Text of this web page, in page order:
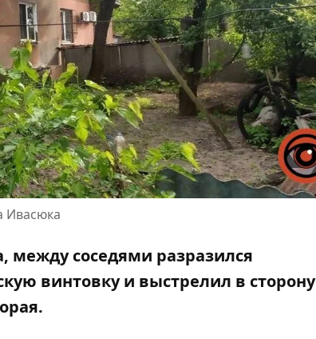
Ивасюка
между соседями разразился
винтовку и выстрелил в сторону